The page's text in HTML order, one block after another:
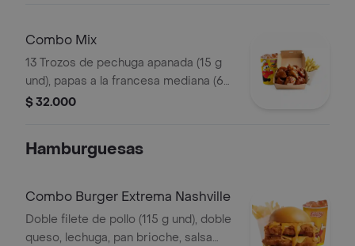
Combo Mix
13 Trozos de pechuga apanada (15 g
und), papas a la francesa mediana (60
g) y gaseosa (325 ml)
$ 32.000
Hamburguesas
Combo Burger Extrema Nashville
Doble filete de pollo (115 g und), doble
queso, lechuga, pan brioche, salsa